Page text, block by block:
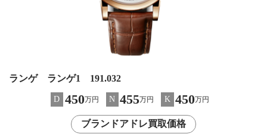
ランゲ ランゲ1 191.032
D 450万円 N 455万円 K 450万円
ブランドアドレ買取価格